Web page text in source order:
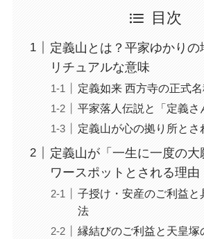
目次
定義山とは？平家ゆかりの
リチュアルな意味
定義如来 西方寺の正式
平家落人伝説と「定義さ
定義山が心の拠り所とさ
定義山が「一生に一度の大
ワースポットとされる理由
子授け・安産のご利益と
法
縁結びのご利益と天皇塚